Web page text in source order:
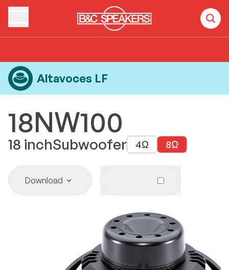
Altavoces LF
18NW100
18 inchSubwoofer 4Ω 8Ω
Download